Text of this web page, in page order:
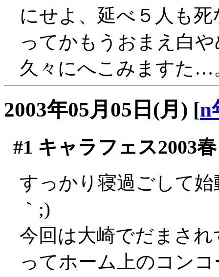
にせよ、延べ５人も
ってかもうおまえ白
久々にへこみますた…
2003年05月05日(月) [n
#1 キャラフェス2003春
すっかり寝過ごして
｀;)
今回は大崎でだまさ
ってホーム上のコン